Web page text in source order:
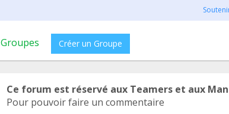
Groupes Créer un Groupe
Ce forum est réservé aux Teamers et aux
Pour pouvoir faire un commentaire